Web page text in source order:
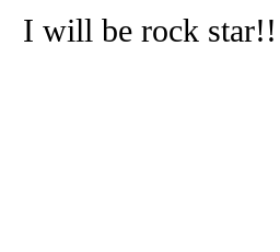
I will be rock